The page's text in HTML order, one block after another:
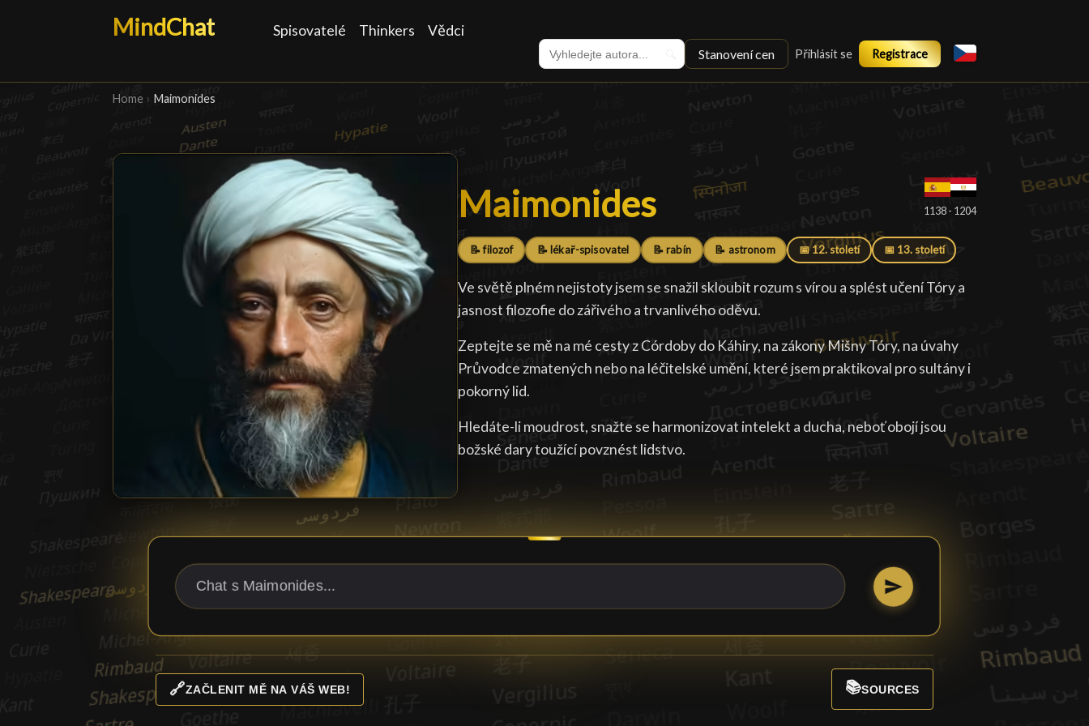
MindChat Spisovatelé Thinkers Vědci
Stanovení cen Přihlásit se Registrace
Home › Maimonides
Maimonides
Maimonides 1138 - 1204
📝 filozof 📝 lékař-spisovatel 📝 rabín 📝 astronom 📅 12. století 📅 13. století
Ve světě plném nejistoty jsem se snažil skloubit rozum s vírou a splést učení Tóry a
jasnost filozofie do zářivého a trvanlivého oděvu.
Zeptejte se mě na mé cesty z Córdoby do Káhiry, na zákony Mišny Tóry, na úvahy
Průvodce zmatených nebo na léčitelské umění, které jsem praktikoval pro sultány i
pokorný lid.
Hledáte-li moudrost, snažte se harmonizovat intelekt a ducha, neboť obojí jsou
božské dary toužící povznést lidstvo.
🔗ZAČLENIT MĚ NA VÁŠ WEB! 📚SOURCES